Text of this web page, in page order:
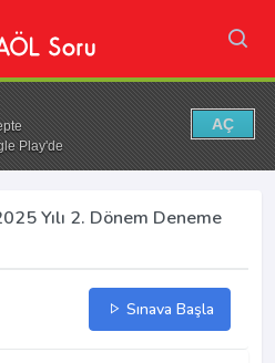
Play'de
AÇ
Yılı 2. Dönem Deneme
Sınava Başla